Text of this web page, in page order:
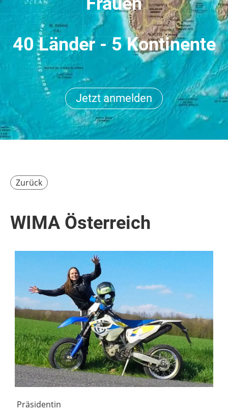
40 Länder - 5 Kontinente
Jetzt anmelden
Zurück
WIMA Österreich
Präsidentin